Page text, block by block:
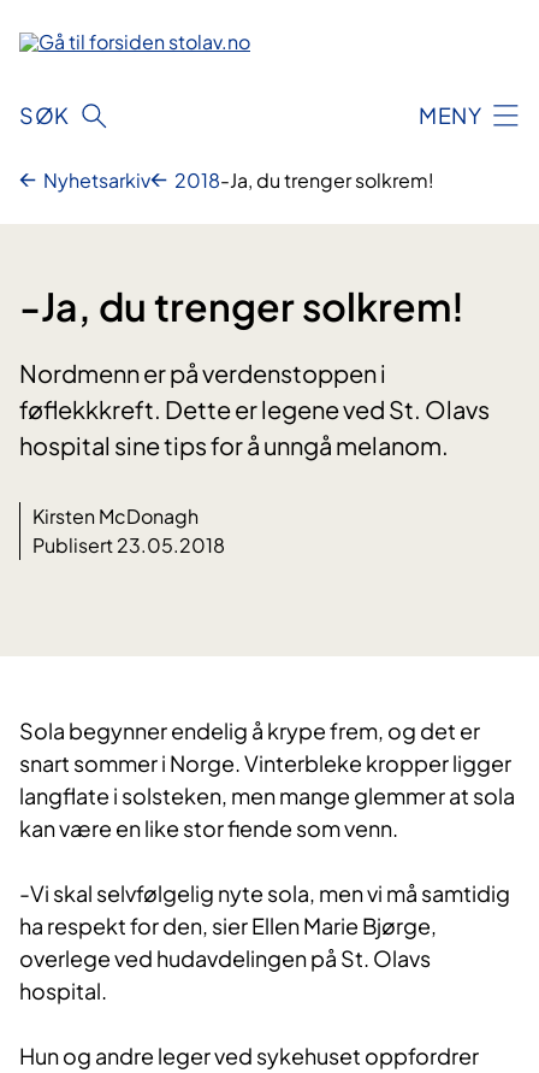
innhold
SØK MENY
Nyhetsarkiv 2018-Ja, du trenger solkrem!
-Ja, du trenger solkrem!
Nordmenn er på verdenstoppen i
føflekkkreft. Dette er legene ved St. Olavs
hospital sine tips for å unngå melanom.
Kirsten McDonagh
Publisert 23.05.2018
​Sola begynner endelig å krype frem, og det er
snart sommer i Norge. Vinterbleke kropper ligger
langflate i solsteken, men mange glemmer at sola
kan være en like stor fiende som venn.
-Vi skal selvfølgelig nyte sola, men vi må samtidig
ha respekt for den, sier Ellen Marie Bjørge,
overlege ved hudavdelingen på St. Olavs
hospital.
Hun og andre leger ved sykehuset oppfordrer